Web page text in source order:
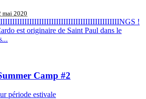
mai 2020
!
est originaire de Saint Paul dans le
Camp #2
période estivale